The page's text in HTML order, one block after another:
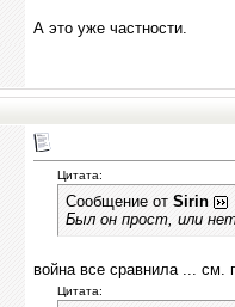
А это уже частности.
Цитата:
Сообщение от Sirin
Был он прост, или
война все сравнила ... см.
Цитата: